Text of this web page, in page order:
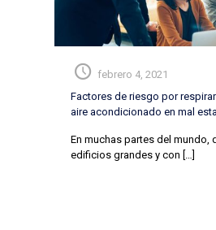
febrero 4, 2021
Factores de riesgo por
aire acondicionado en mal
En muchas partes del mundo,
edificios grandes y con